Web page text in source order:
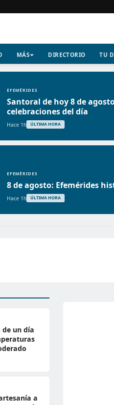
MÁS DIRECTORIO TU
EFEMÉRIDES
Santoral de hoy 8 de
celebraciones del día
Hace 1h ÚLTIMA HORA
EFEMÉRIDES
8 de agosto: Efemérides
Hace 1h ÚLTIMA HORA
un día
a